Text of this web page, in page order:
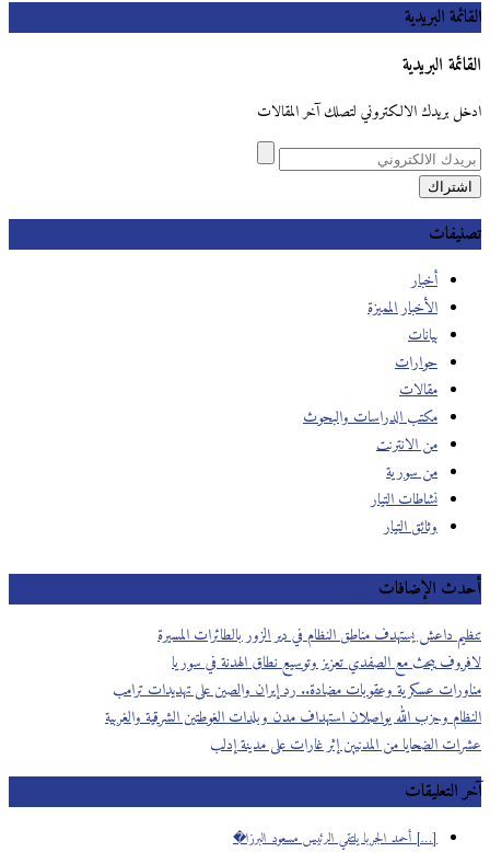
القائمة البريدية
القائمة البريدية
ادخل بريدك الالكتروني لتصلك آخر المقالات
تصنيفات
أخبار
الأخبار المميزة
بيانات
حوارات
مقالات
مكتب الدراسات والبحوث
من الانترنت
من سورية
نشاطات التيار
وثائق التيار
أحدث الإضافات
تنظيم داعش يستهدف مناطق النظام في دير الزور بالطائرات المسيرة
لافروف يبحث مع الصفدي تعزيز وتوسيع نطاق الهدنة في سوريا
مناورات عسكرية وعقوبات مضادة.. رد إيران والصين على تهديدات ترامب
النظام وحزب الله يواصلان استهداف مدن وبلدات الغوطتين الشرقية والغربية
عشرات الضحايا من المدنيين إثر غارات على مدينة إدلب
آخر التعليقات
[…] أحمد الجربا يلتقي الرئيس مسعود البرزا�